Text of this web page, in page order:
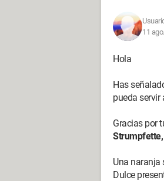
11
Hola
Has
pueda servir
Gracias por
Una naranja
Dulce